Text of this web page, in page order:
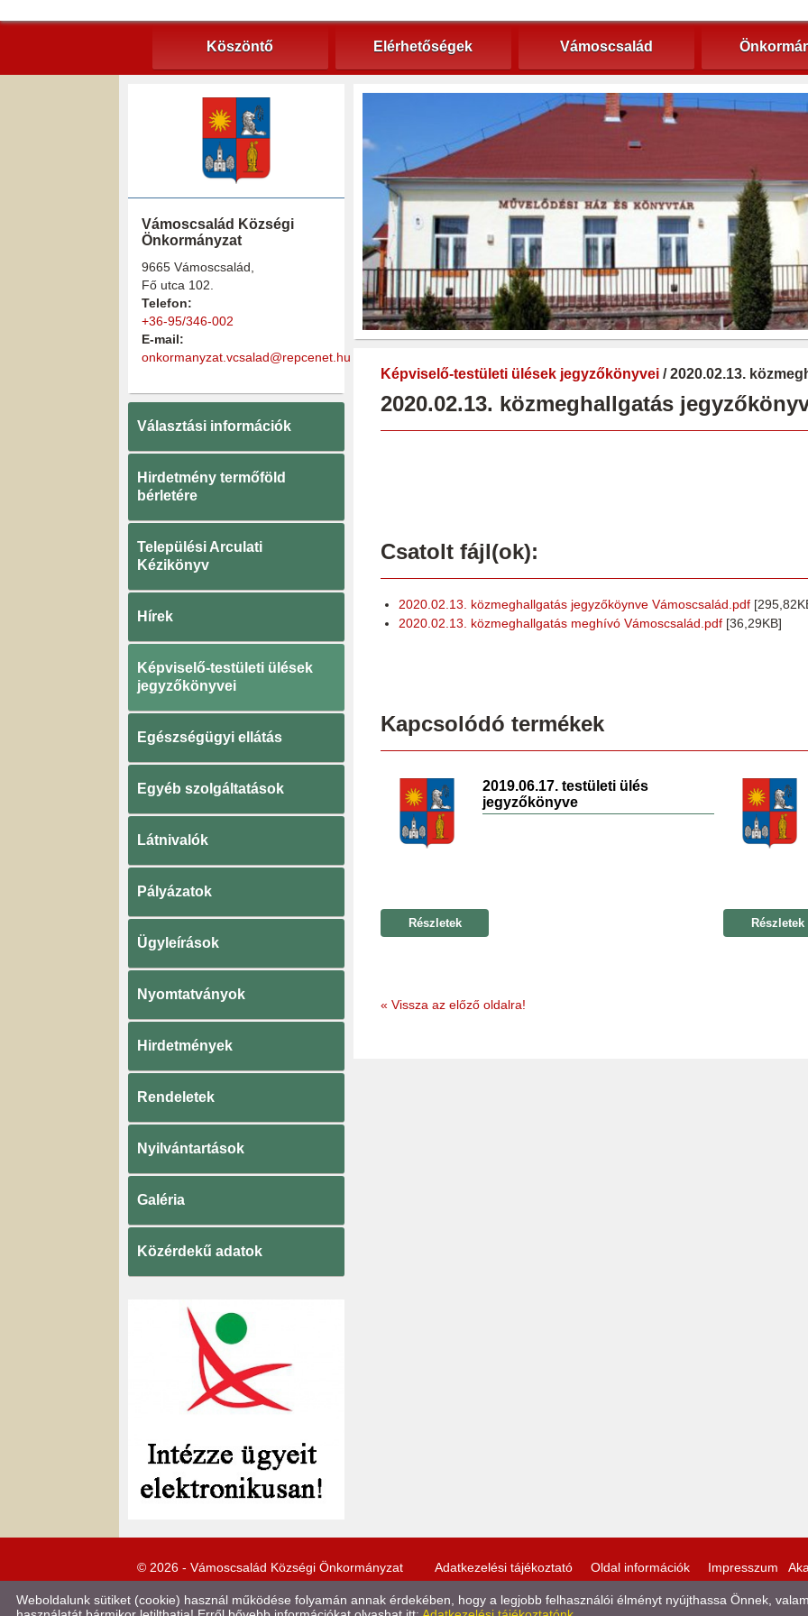
Köszöntő Elérhetőségek Vámoscsalád
Vámoscsalád Községi
Önkormányzat
9665 Vámoscsalád,
Fő utca 102.
Telefon:
+36-95/346-002
E-mail:
onkormanyzat.vcsalad@repcenet.hu
Választási információk
Hirdetmény termőföld
bérletére
Települési Arculati
Kézikönyv
Hírek
Képviselő-testületi ülések
jegyzőkönyvei
Egészségügyi ellátás
Egyéb szolgáltatások
Látnivalók
Pályázatok
Ügyleírások
Nyomtatványok
Hirdetmények
Rendeletek
Nyilvántartások
Galéria
Közérdekű adatok
Képviselő-testületi ülések jegyzőkönyvei / 2020.02.13.
2020.02.13. közmeghallgatás
Csatolt fájl(ok):
2020.02.13. közmeghallgatás jegyzőköynve Vámoscsalád.pdf
2020.02.13. közmeghallgatás meghívó Vámoscsalád.pdf [36,29KB]
Kapcsolódó termékek
2019.06.17. testületi ülés
jegyzőkönyve
Részletek Részletek
« Vissza az előző oldalra!
© 2026 - Vámoscsalád Községi Önkormányzat Adatkezelési tájékoztató Oldal információk Impresszum
Weboldalunk sütiket (cookie) használ működése folyamán annak érdekében, hogy a legjobb felhasználói élményt nyújthassa Önnek,